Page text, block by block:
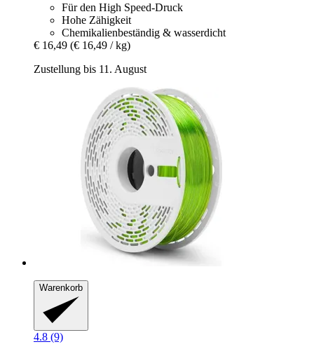
Für den High Speed-Druck
Hohe Zähigkeit
Chemikalienbeständig & wasserdicht
€ 16,49 (€ 16,49 / kg)
Zustellung bis 11. August
Warenkorb
4.8 (9)